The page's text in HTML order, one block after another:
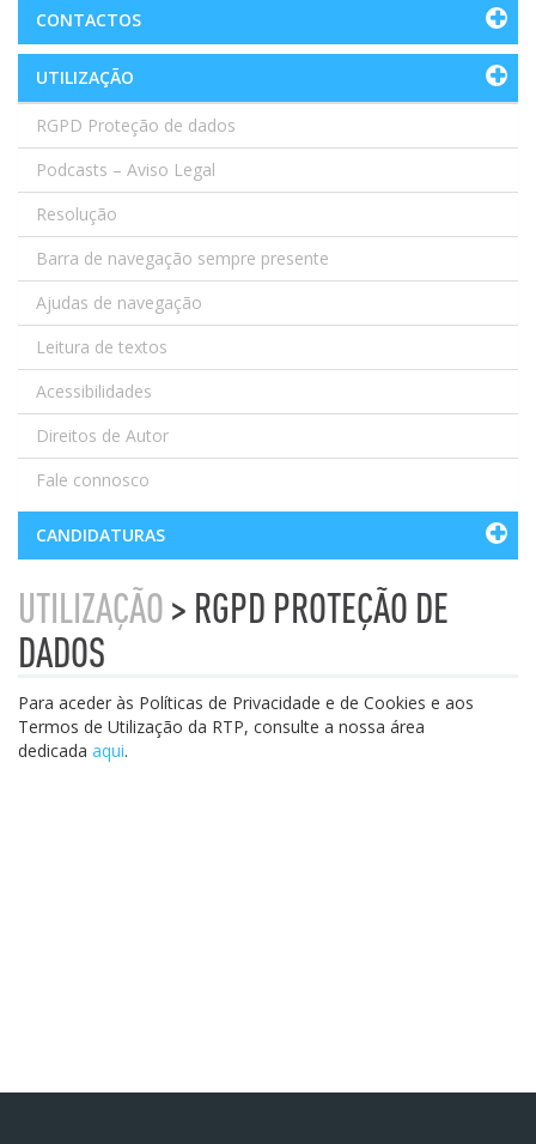
CONTACTOS
UTILIZAÇÃO
RGPD Proteção de dados
Podcasts – Aviso Legal
Resolução
Barra de navegação sempre presente
Ajudas de navegação
Leitura de textos
Acessibilidades
Direitos de Autor
Fale connosco
CANDIDATURAS
UTILIZAÇÃO > RGPD PROTEÇÃO DE
DADOS
Para aceder às Políticas de Privacidade e de Cookies e aos
Termos de Utilização da RTP, consulte a nossa área
dedicada aqui.